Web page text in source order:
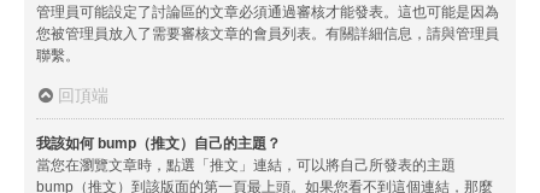
管理員可能設定了討論區的文章必須通過審核才能發表。這也可能是因為
您被管理員放入了需要審核文章的會員列表。有關詳細信息，請與管理員
聯繫。
回頂端
我該如何 bump（推文）自己的主題？
當您在瀏覽文章時，點選「推文」連結，可以將自己所發表的主題
bump（推文）到該版面的第一頁最上頭。如果您看不到這個連結，那麼